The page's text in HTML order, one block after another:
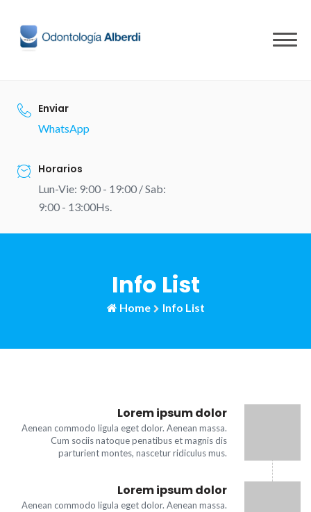
content
Enviar
WhatsApp
Horarios
Lun-Vie: 9:00 - 19:00 / Sab:
9:00 - 13:00Hs.
Info List
Home Info List
Lorem ipsum dolor
Aenean commodo ligula eget dolor. Aenean massa.
Cum sociis natoque penatibus et magnis dis
parturient montes, nascetur ridiculus mus.
Lorem ipsum dolor
Aenean commodo ligula eget dolor. Aenean massa.